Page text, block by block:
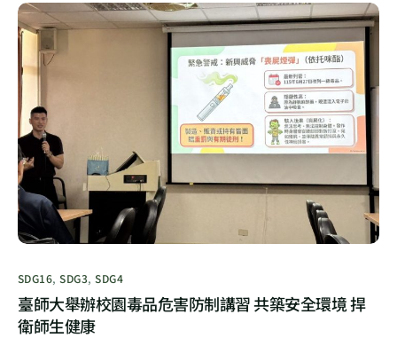
SDG16,SDG3,SDG4
臺師大舉辦校園毒品危害防制講習 共築安全環境 捍
衛師生健康